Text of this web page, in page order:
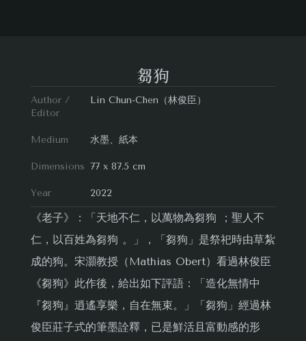
芻狗
Author /
Editor
Lin Chun-Chen（林俊臣）
Medium 水墨、紙本
Dimensions 77 x 87.5 cm
Year 2022
《老子》：「天地不仁，以萬物為芻狗 ；聖人不
仁，以百姓為芻狗 。」，「芻狗」是祭祀時由草紮
成的狗。宋灝教授（Mathias Obert）看過林俊臣
《芻狗》此作後，給出如下評語：「造化無情中
『芻狗』逍遙享樂，自在無束。」「芻狗」經過林
俊臣莊子式的筆墨詮釋，已是鮮活且富動感的形